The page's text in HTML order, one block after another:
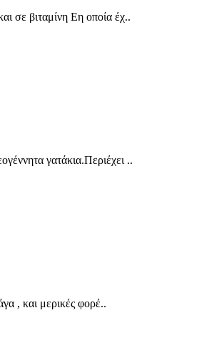
σε βιταμίνη Εη οποία έχ..
γατάκια.Περιέχει ..
, και μερικές φορέ..